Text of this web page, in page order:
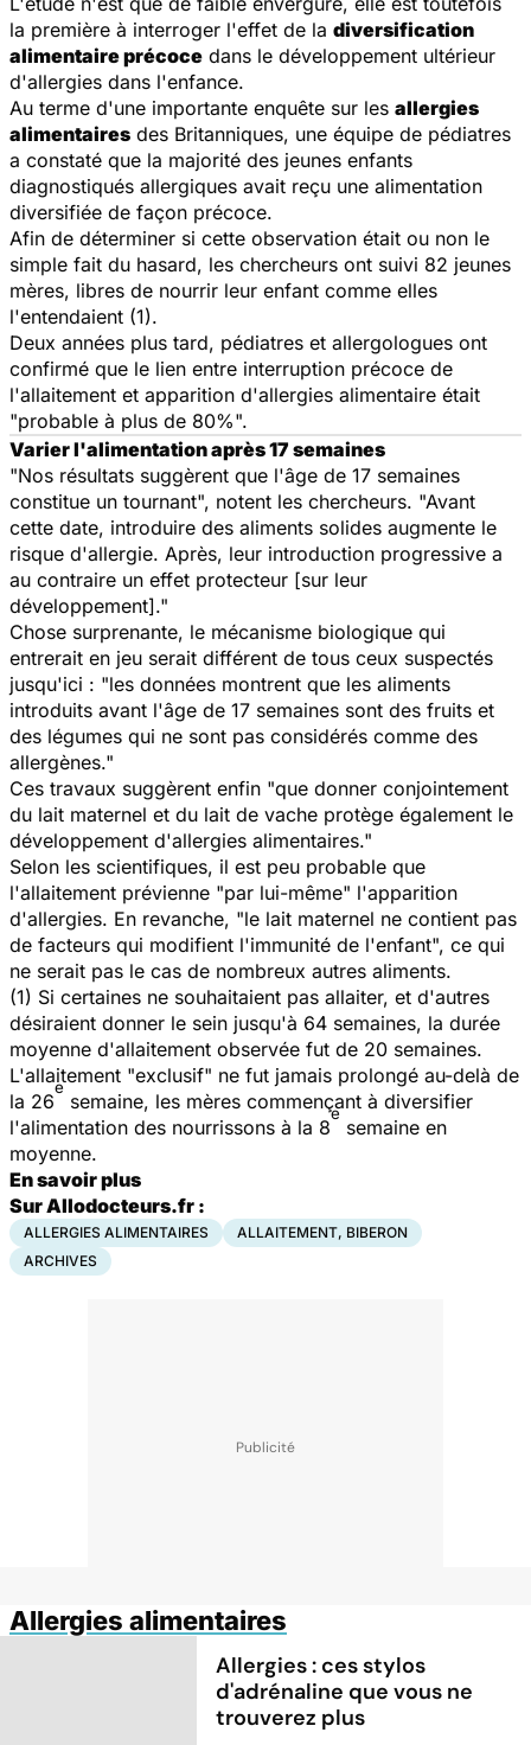
la première à interroger l'effet de la diversification
alimentaire précoce dans le développement ultérieur
d'allergies dans l'enfance.
Au terme d'une importante enquête sur les allergies
alimentaires des Britanniques, une équipe de pédiatres
a constaté que la majorité des jeunes enfants
diagnostiqués allergiques avait reçu une alimentation
diversifiée de façon précoce.
Afin de déterminer si cette observation était ou non le
simple fait du hasard, les chercheurs ont suivi 82 jeunes
mères, libres de nourrir leur enfant comme elles
l'entendaient (1).
Deux années plus tard, pédiatres et allergologues ont
confirmé que le lien entre interruption précoce de
l'allaitement et apparition d'allergies alimentaire était
"probable à plus de 80%".
Varier l'alimentation après 17 semaines
"Nos résultats suggèrent que l'âge de 17 semaines
constitue un tournant", notent les chercheurs. "Avant
cette date, introduire des aliments solides augmente le
risque d'allergie. Après, leur introduction progressive a
au contraire un effet protecteur [sur leur
développement]."
Chose surprenante, le mécanisme biologique qui
entrerait en jeu serait différent de tous ceux suspectés
jusqu'ici : "les données montrent que les aliments
introduits avant l'âge de 17 semaines sont des fruits et
des légumes qui ne sont pas considérés comme des
allergènes."
Ces travaux suggèrent enfin "que donner conjointement
du lait maternel et du lait de vache protège également le
développement d'allergies alimentaires."
Selon les scientifiques, il est peu probable que
l'allaitement prévienne "par lui-même" l'apparition
d'allergies. En revanche, "le lait maternel ne contient pas
de facteurs qui modifient l'immunité de l'enfant", ce qui
ne serait pas le cas de nombreux autres aliments.
(1) Si certaines ne souhaitaient pas allaiter, et d'autres
désiraient donner le sein jusqu'à 64 semaines, la durée
moyenne d'allaitement observée fut de 20 semaines.
L'allaitement "exclusif" ne fut jamais prolongé au-delà de
la 26
e
semaine, les mères commençant à diversifier
l'alimentation des nourrissons à la 8
e
semaine en
moyenne.
En savoir plus
Sur Allodocteurs.fr :
ALLERGIES ALIMENTAIRES
ALLAITEMENT, BIBERON
ARCHIVES
Allergies alimentaires
Allergies : ces stylos
d'adrénaline que vous ne
trouverez plus